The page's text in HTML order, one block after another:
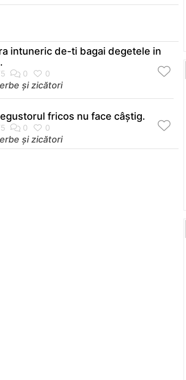
intuneric de-ti bagai degetele in
și zicători
fricos nu face câştig.
și zicători